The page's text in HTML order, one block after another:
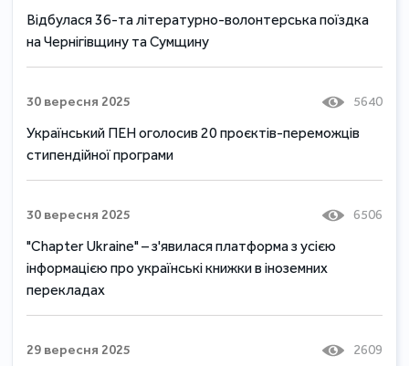
Відбулася 36-та літературно-волонтерська поїздка
на Чернігівщину та Сумщину
30 вересня 2025 5640
Український ПЕН оголосив 20 проєктів-переможців
стипендійної програми
30 вересня 2025 6506
"Chapter Ukraine" – з'явилася платформа з усією
інформацією про українські книжки в іноземних
перекладах
29 вересня 2025 2609